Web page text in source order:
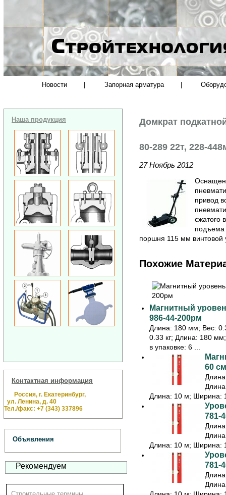
Новости Запорная арматура
Наша продукция
Контактная информация
Россия, г. Екатеринбург,
ул. Ленина, д. 40
Тел./факс: +7 (343) 337896
Объявления
Рекомендуем
Домкрат
80-289 22т, 228-
27 Ноябрь 2012
Оснащен
привод
сжатого
подъема
поршня 115 мм винтовой
Похожие
Магнитный
986-44-200рм
Длина: 180 мм; Вес:
0.33 кг; Длина: 180
в упаковке: 6 ...
60
Длина: 10 м; Ширина:
781-
Длина: 10 м; Ширина:
781-